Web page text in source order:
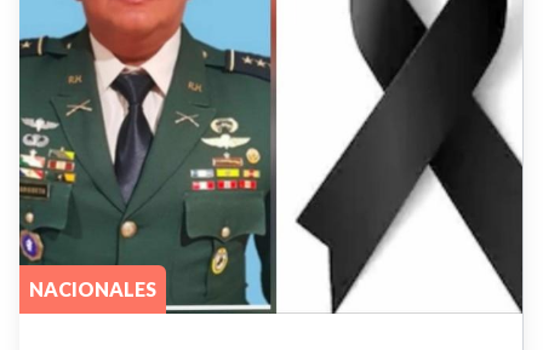
NACIONALES